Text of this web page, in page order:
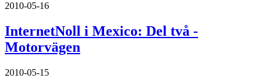
2010-05-16
InternetNoll i Mexico: Del två -
Motorvägen
2010-05-15